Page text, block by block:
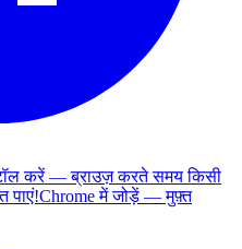
करें — ब्राउज़ करते समय किसी
पाएं!Chrome में जोड़ें — मुफ़्त